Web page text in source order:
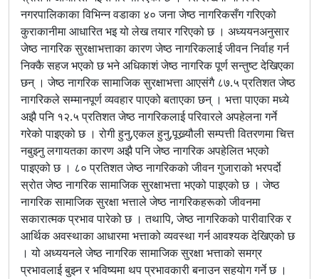
नगरपालिकाका विभिन्न वडाका ४० जना जेष्ठ नागरिकसँग गरिएको
कुराकानीमा आधारित भइ यो लेख तयार गरिएको छ । अध्ययनअनुसार
जेष्ठ नागरिक सुरक्षाभत्ताका कारण जेष्ठ नागरिकलाई जीवन निर्वाह गर्न
निक्कै सहज भएको छ भने अधिकाशं जेष्ठ नागरिक पूर्ण सन्तुष्ट देखिएका
छन् । जेष्ठ नागरिक सामाजिक सुरक्षाभत्ता आएसंगै ८७.५ प्रतिशत जेष्ठ
नागरिकले सम्मानपूर्ण व्यवहार पाएको बताएका छन् । भत्ता पाएका मध्ये
अझै पनि १२.५ प्रतिशत जेष्ठ नागरिकलाई परिवारले अपहेलना गर्ने
गरेको पाइएको छ । रोगी हुनु,एकल हुनु,पूख्र्यौली सम्पत्ती वितरणमा चित्त
नबुझ्नु लगायतका कारण अझै पनि जेष्ठ नागरिक अपहेलित भएको
पाइएको छ । ८० प्रतिशत जेष्ठ नागरिकको जीवन गुजाराको भरपर्दो
स्रोत जेष्ठ नागरिक सामाजिक सुरक्षाभत्ता भएको पाइएको छ । जेष्ठ
नागरिक सामाजिक सुरक्षा भत्ताले जेष्ठ नागरिकहरूको जीवनमा
सकारात्मक प्रभाव पारेको छ । तथापि, जेष्ठ नागरिकको पारीवारिक र
आर्थिक अवस्थाका आधारमा भत्ताको व्यवस्था गर्न आवश्यक देखिएको छ
। यो अध्ययनले जेष्ठ नागरिक सामाजिक सुरक्षा भत्ताको समग्र
प्रभावलाई बुझ्न र भविष्यमा थप प्रभावकारी बनाउन सहयोग गर्ने छ ।